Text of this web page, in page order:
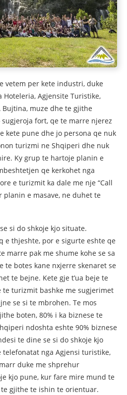
vetem per kete industri, duke
Agjensite Turistike,
muze dhe te gjithe
fort, qe te marre njerez
kete pune dhe jo persona qe nuk
turizmi ne Shqiperi dhe nuk
Ky grup te hartoje planin e
qe kerkohet nga
e turizmit ka dale me nje “Call
planin e masave, ne duhet te
si do shkoje kjo situate.
e thjeshte, por e sigurte eshte qe
marre pak me shume kohe se sa
te botes kane nxjerre skenaret se
te bejne. Kete gje t’ua beje te
turizmit bashke me sugjerimet
se si te mbrohen. Te mos
boten, 80% i ka biznese te
ndoshta eshte 90% biznese
te dine se si do shkoje kjo
telefonatat nga Agjensi turistike,
duke me shprehur
kjo pune, kur fare mire mund te
gjithe te ishin te orientuar.